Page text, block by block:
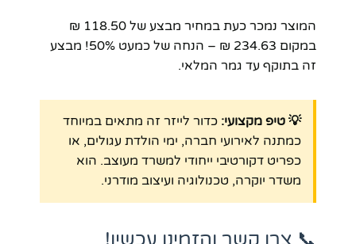
המוצר נמכר כעת במחיר מבצע של 118.50 ₪
במקום 234.63 ₪ – הנחה של כמעט 50%! מבצע
זה בתוקף עד גמר המלאי.
💡 טיפ מקצועי: כדור לייזר זה מתאים במיוחד
כמתנה לאירועי חברה, ימי הולדת עגולים, או
כפריט דקורטיבי ייחודי למשרד מעוצב. הוא
משדר יוקרה, טכנולוגיה ועיצוב מודרני.
📞 צרו קשר והזמינו עכשיו!